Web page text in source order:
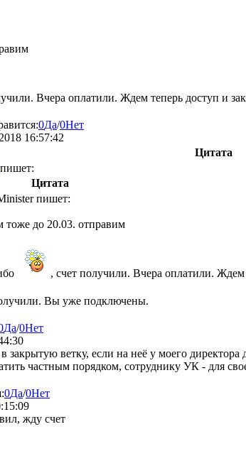
Вчера оплатили. Ждем теперь доступ и
0Да/0Нет
16:57:42
Цитата
пишет:
Цитата
пишет:
тоже до 20.03. отправим
, счет получили. Вчера оплатили.
Вы уже подключены.
Да/0Нет
закрытую ветку, если на неё у моего директора
частным порядком, сотруднику УК - для
0Да/0Нет
жду счет